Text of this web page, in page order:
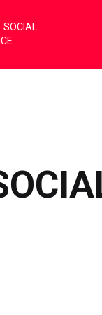
SOCIAL